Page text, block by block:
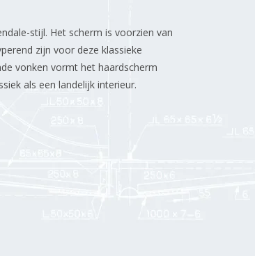
stijl. Het scherm is voorzien van
zijn voor deze klassieke
vonken vormt het haardscherm
als een landelijk interieur.